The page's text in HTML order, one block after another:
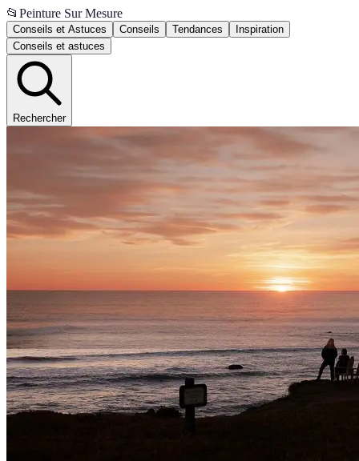
📂 Peinture Sur Mesure
Conseils et Astuces Conseils Tendances
Inspiration
Conseils et astuces
Rechercher